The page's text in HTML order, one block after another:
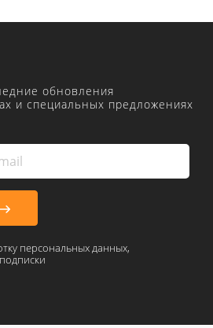
обновления
и специальных предложениях
персональных данных,